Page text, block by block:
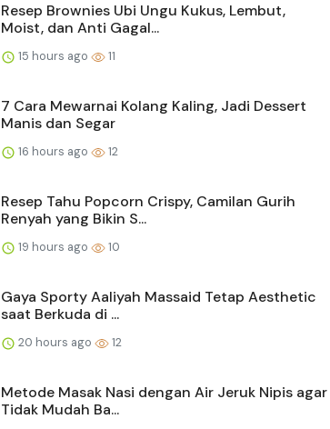
Resep Brownies Ubi Ungu Kukus, Lembut,
Moist, dan Anti Gagal...
15 hours ago 11
7 Cara Mewarnai Kolang Kaling, Jadi Dessert
Manis dan Segar
16 hours ago 12
Resep Tahu Popcorn Crispy, Camilan Gurih
Renyah yang Bikin S...
19 hours ago 10
Gaya Sporty Aaliyah Massaid Tetap Aesthetic
saat Berkuda di ...
20 hours ago 12
Metode Masak Nasi dengan Air Jeruk Nipis agar
Tidak Mudah Ba...